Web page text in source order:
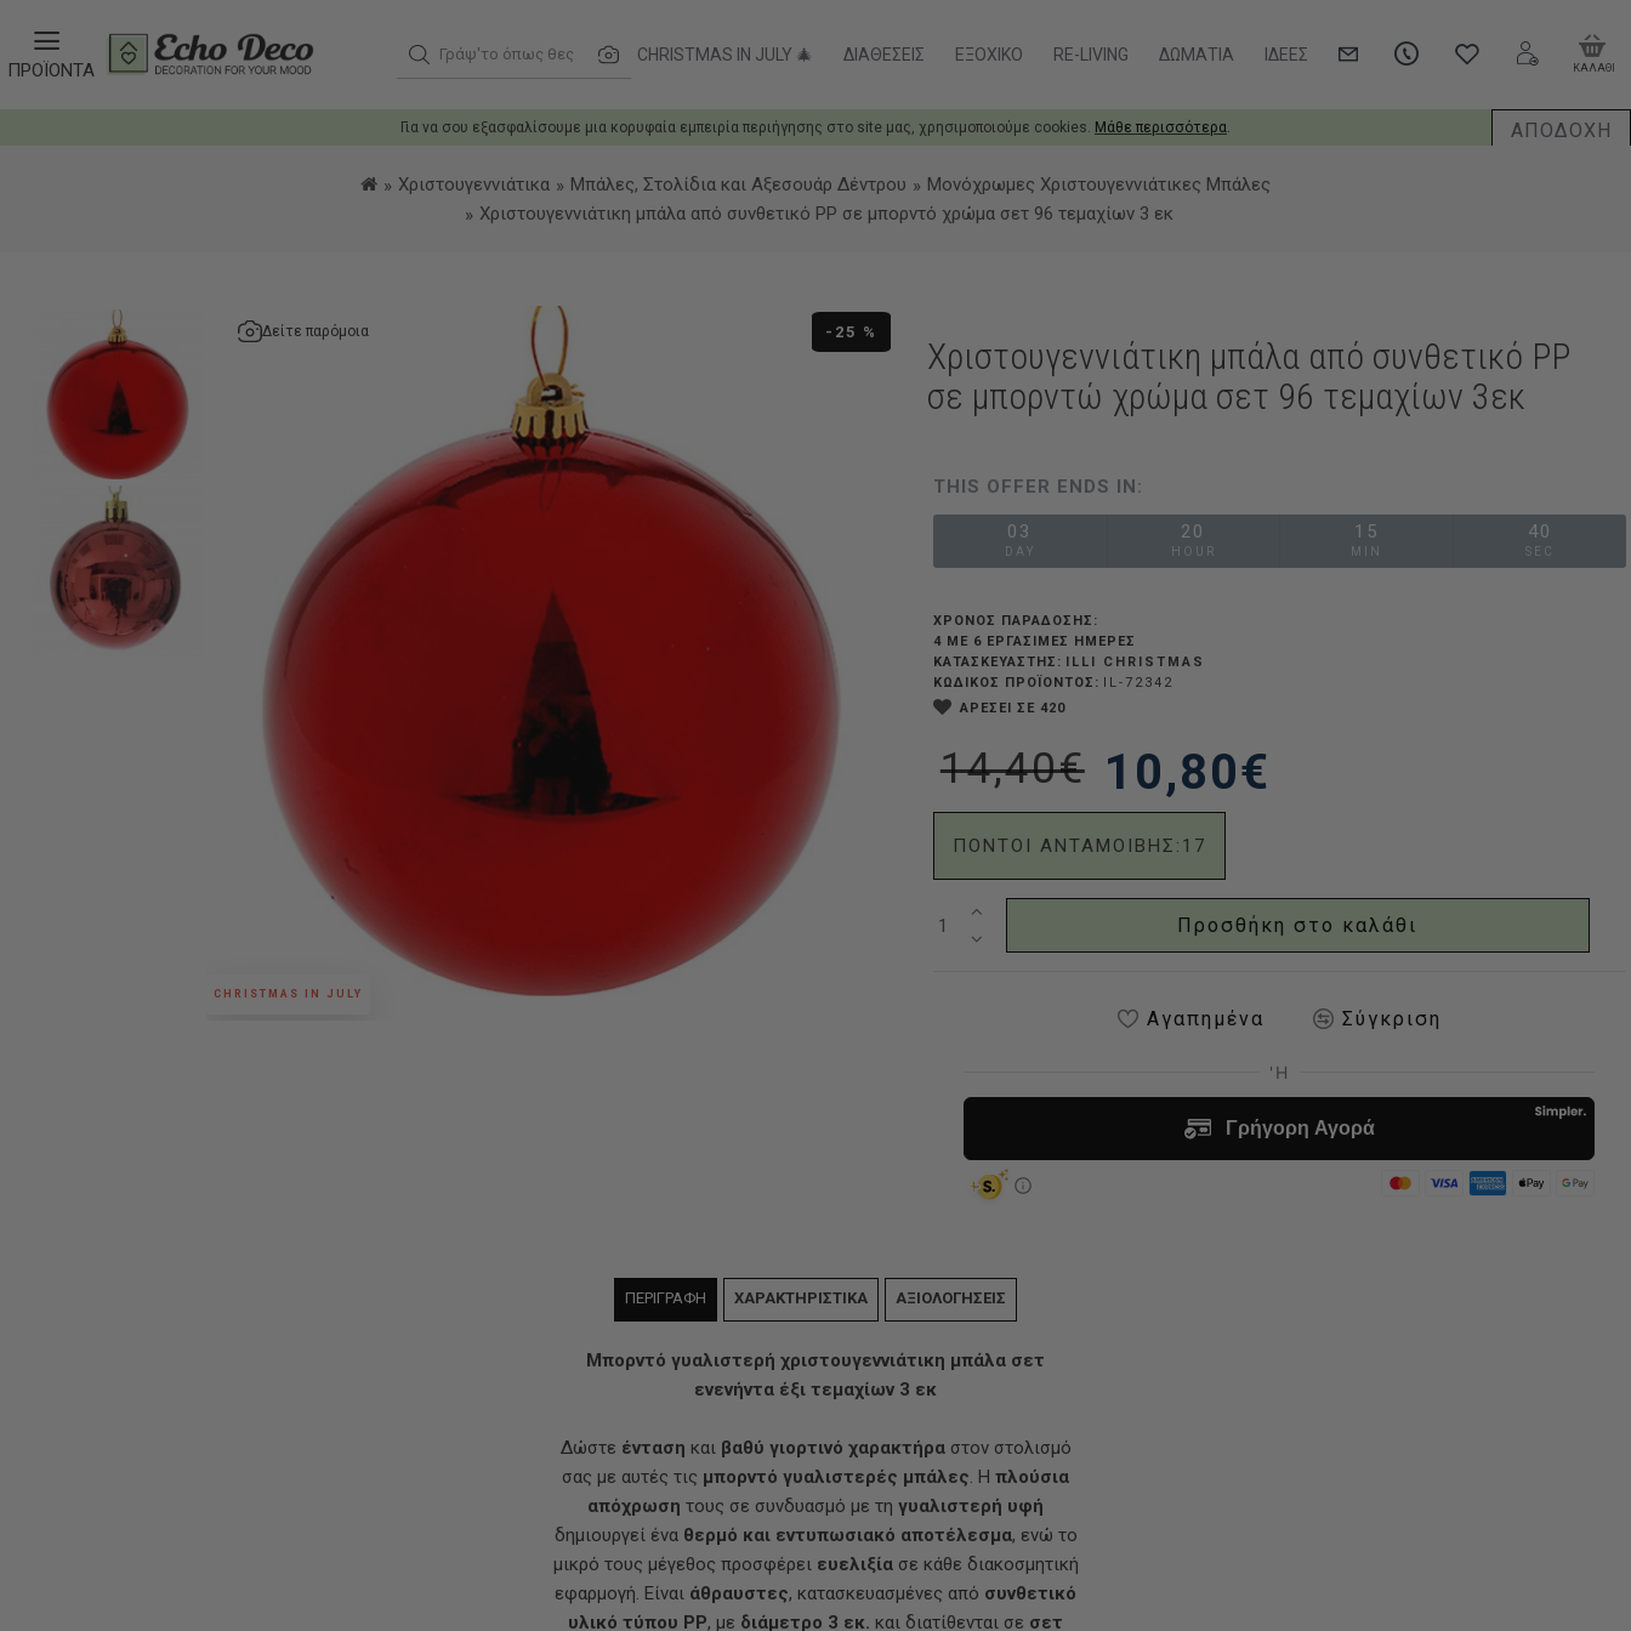
Για να σου εξασφαλίσουμε μια κορυφαία εμπειρία περιήγησης στο site μας, χρησιμοποιούμε cookies. Μάθε περισσότερα. ΑΠΟΔΟΧΗ
ΠΡΟΪΟΝΤΑ
Γράψ'το όπως θες.... CHRISTMAS IN JULY 🎄 ΔΙΑΘΈΣΕΙΣ ΕΞΟΧΙΚΌ RE-LIVING ΔΩΜΆΤΙΑ ΙΔΈΕΣ
ΚΑΛΑΘΙ
Χριστουγεννιάτικα Μπάλες, Στολίδια και Αξεσουάρ Δέντρου
Μονόχρωμες Χριστουγεννιάτικες Μπάλες
Χριστουγεννιάτικη μπάλα από συνθετικό PP σε μπορντό χρώμα σετ 96 τεμαχίων 3 εκ
CHRISTMAS IN JULY
-25 %
Δείτε παρόμοια
Χριστουγεννιάτικη μπάλα από συνθετικό PP
σε μπορντώ χρώμα σετ 96 τεμαχίων 3εκ
THIS OFFER ENDS IN:
03
DAY
20
HOUR
15
MIN
39
SEC
10,80€
14,40€
ΠΟΝΤΟΙ ΑΝΤΑΜΟΙΒΗΣ: 17
ΧΡΟΝΟΣ ΠΑΡΑΔΟΣΗΣ:
4 ΜΕ 6 ΕΡΓΆΣΙΜΕΣ ΗΜΈΡΕΣ
ΚΑΤΑΣΚΕΥΑΣΤΗΣ: ILLI CHRISTMAS
ΚΩΔΙΚΟΣ ΠΡΟΪΟΝΤΟΣ: IL-72342
ΑΡΕΣΕΙ ΣΕ 420
Προσθήκη στο καλάθι
Αγαπημένα Σύγκριση
ΠΕΡΙΓΡΑΦΗ ΧΑΡΑΚΤΗΡΙΣΤΙΚΑ ΑΞΙΟΛΟΓΗΣΕΙΣ
Μπορντό γυαλιστερή χριστουγεννιάτικη μπάλα σετ
ενενήντα έξι τεμαχίων 3 εκ
Δώστε ένταση και βαθύ γιορτινό χαρακτήραστον στολισμό
σας με αυτές τις μπορντό γυαλιστερές μπάλες. Η πλούσια
απόχρωση τους σε συνδυασμό με τη γυαλιστερή υφή
δημιουργεί ένα θερμό και εντυπωσιακό αποτέλεσμα, ενώ το
μικρό τους μέγεθος προσφέρει ευελιξίασε κάθε διακοσμητική
εφαρμογή. Είναι άθραυστες, κατασκευασμένες από συνθετικό
υλικό τύπου PP, με διάμετρο 3 εκ. και διατίθενται σε σετ